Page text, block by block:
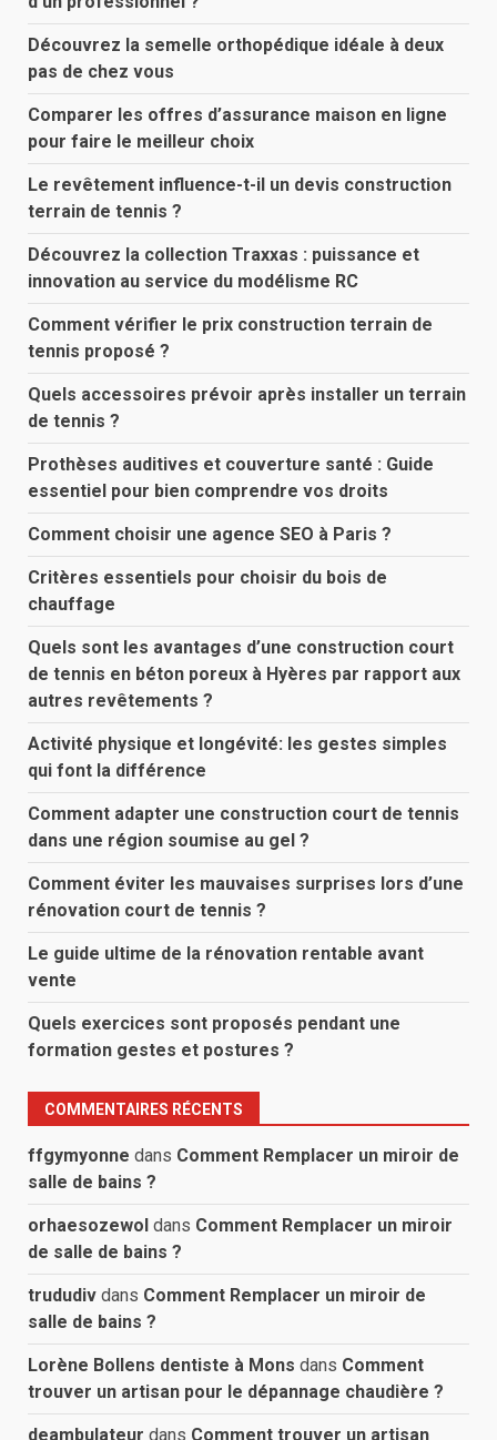
Découvrez la semelle orthopédique idéale à deux
pas de chez vous
Comparer les offres d’assurance maison en ligne
pour faire le meilleur choix
Le revêtement influence-t-il un devis construction
terrain de tennis ?
Découvrez la collection Traxxas : puissance et
innovation au service du modélisme RC
Comment vérifier le prix construction terrain de
tennis proposé ?
Quels accessoires prévoir après installer un terrain
de tennis ?
Prothèses auditives et couverture santé : Guide
essentiel pour bien comprendre vos droits
Comment choisir une agence SEO à Paris ?
Critères essentiels pour choisir du bois de
chauffage
Quels sont les avantages d’une construction court
de tennis en béton poreux à Hyères par rapport aux
autres revêtements ?
Activité physique et longévité: les gestes simples
qui font la différence
Comment adapter une construction court de tennis
dans une région soumise au gel ?
Comment éviter les mauvaises surprises lors d’une
rénovation court de tennis ?
Le guide ultime de la rénovation rentable avant
vente
Quels exercices sont proposés pendant une
formation gestes et postures ?
COMMENTAIRES RÉCENTS
ffgymyonne dans Comment Remplacer un miroir de
salle de bains ?
orhaesozewol dans Comment Remplacer un miroir
de salle de bains ?
trududiv dans Comment Remplacer un miroir de
salle de bains ?
Lorène Bollens dentiste à Mons dans Comment
trouver un artisan pour le dépannage chaudière ?
deambulateur dans Comment trouver un artisan